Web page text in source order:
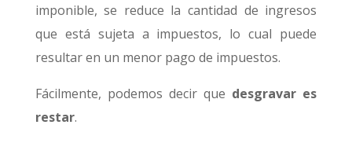
imponible, se reduce la cantidad de ingresos
que está sujeta a impuestos, lo cual puede
resultar en un menor pago de impuestos.
Fácilmente, podemos decir que desgravar es
restar.